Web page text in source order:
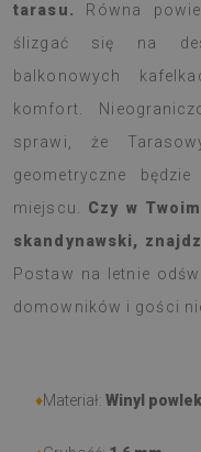
tarasu.
Równa
ślizgać się na
balkonowych
komfort.
sprawi, że
geometryczne
miejscu.
Czy w
skandynawski,
Postaw na letnie
domowników i gości
♦Materiał: Winyl